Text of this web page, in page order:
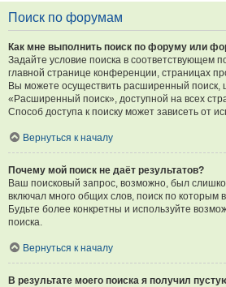
Поиск по форумам
Как мне выполнить поиск по форуму или
Задайте условие поиска в соответствующем
главной странице конференции, страницах
Вы можете осуществить расширенный поиск,
«Расширенный поиск», доступной на всех
Способ доступа к поиску может зависеть от
Вернуться к началу
Почему мой поиск не даёт результатов?
Ваш поисковый запрос, возможно, был
включал много общих слов, поиск по которым
Будьте более конкретны и используйте
поиска.
Вернуться к началу
В результате моего поиска я получил